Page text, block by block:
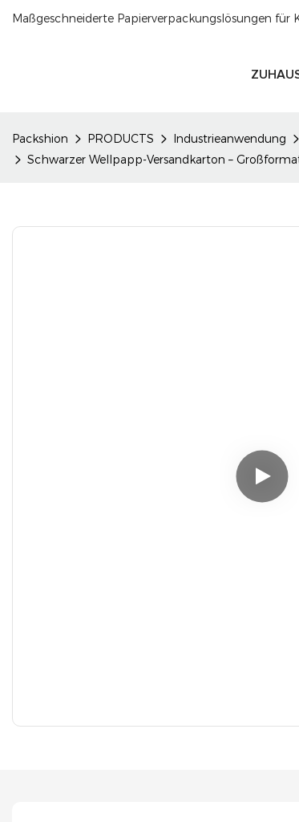
Maßgeschneiderte Papierverpackungslösungen für
Packshion PRODUCTS Industrieanwendung
Schwarzer Wellpapp-Versandkarton –